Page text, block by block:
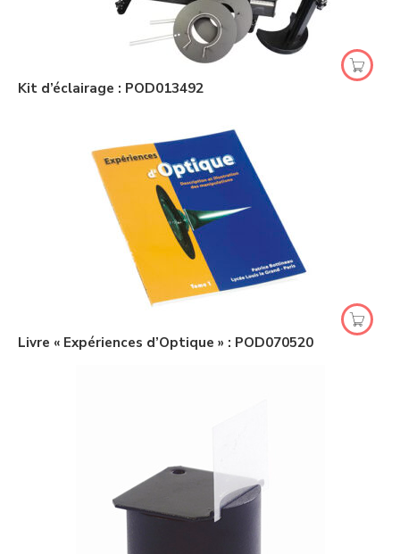
Kit d’éclairage : POD013492
Livre « Expériences d’Optique » : POD070520